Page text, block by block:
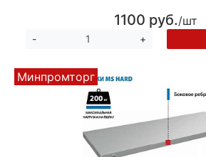
1100 руб./шт
- +
Минпромторг